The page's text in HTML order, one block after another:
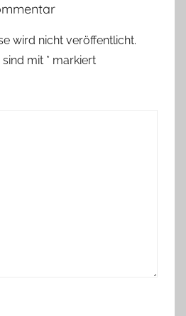
wird nicht veröffentlicht.
sind mit * markiert